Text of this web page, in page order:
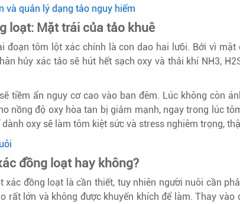
và quản lý dạng tảo nguy hiểm
loạt: Mặt trái của tảo khuê
tôm lột xác chính là con dao hai lưỡi. Bởi vì
hủy xác tảo sẽ hút hết sạch oxy và thải khí NH3,
tiềm ẩn nguy cơ cao vào ban đêm. Lúc không còn
nồng độ oxy hòa tan bị giảm mạnh, ngay trong lúc
oxy sẽ làm tôm kiệt sức và stress nghiêm trọng,
đồng loạt hay không?
đồng loạt là cần thiết, tuy nhiên người nuôi cần
lớn và không được khuyến khích để làm. Thay